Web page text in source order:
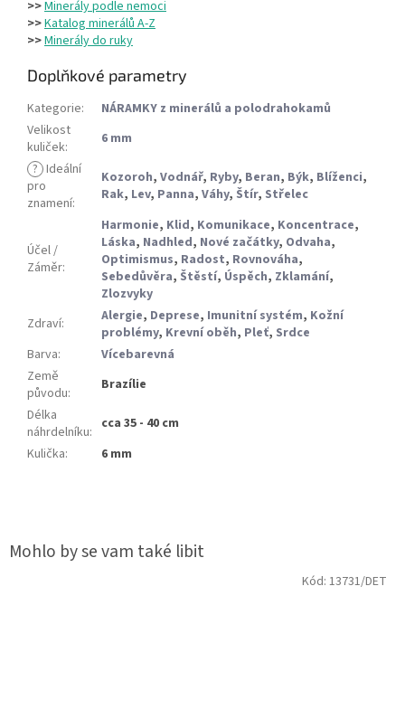
>>Minerály podle nemoci
>>Katalog minerálů A-Z
>>Minerály do ruky
Doplňkové parametry
Kategorie:
NÁRAMKY z minerálů a polodrahokamů
Velikost
kuliček:
6 mm
? Ideální
pro
znamení:
Kozoroh, Vodnář, Ryby, Beran, Býk, Blíženci,
Rak, Lev, Panna, Váhy, Štír, Střelec
Účel /
Záměr:
Harmonie, Klid, Komunikace, Koncentrace,
Láska, Nadhled, Nové začátky, Odvaha,
Optimismus, Radost, Rovnováha,
Sebedůvěra, Štěstí, Úspěch, Zklamání,
Zlozvyky
Zdraví: Alergie, Deprese, Imunitní systém, Kožní
problémy, Krevní oběh, Pleť, Srdce
Barva:
Vícebarevná
Země
původu:
Brazílie
Délka
náhrdelníku: cca 35 - 40 cm
Kulička: 6 mm
Kód: 13731/DET